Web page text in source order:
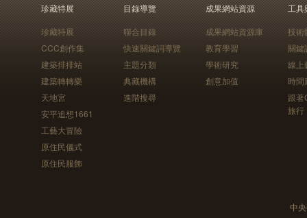
珍藏特展
珍藏特展
CCC創作集
建築排排站
建築轉轉樂
天地宮
安平追想1661
工藝大冒險
原住民儀式
原住民服飾
目錄導覽
聯合目錄
快速關鍵詞導覽
主題分類
典藏機構
進階搜尋
成果網站資源
成果網站資源庫
教育學習
學術研究
創意加值
工具
技術
關鍵
線上
時間
跟
旅行
中